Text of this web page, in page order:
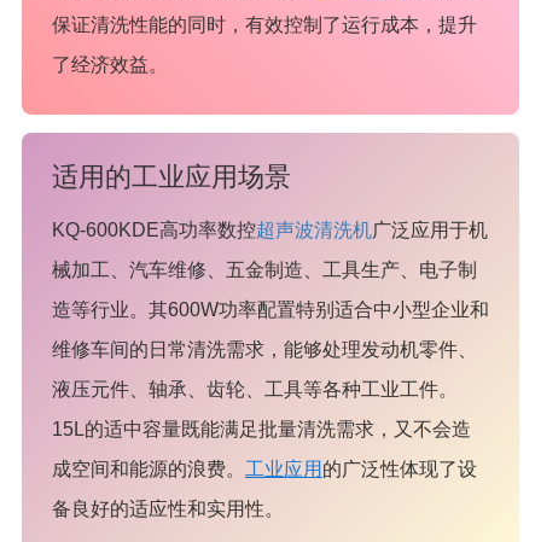
保证清洗性能的同时，有效控制了运行成本，提升
了经济效益。
适用的工业应用场景
KQ-600KDE高功率数控超声波清洗机广泛应用于机
械加工、汽车维修、五金制造、工具生产、电子制
造等行业。其600W功率配置特别适合中小型企业和
维修车间的日常清洗需求，能够处理发动机零件、
液压元件、轴承、齿轮、工具等各种工业工件。
15L的适中容量既能满足批量清洗需求，又不会造
成空间和能源的浪费。 工业应用 的广泛性体现了设
备良好的适应性和实用性。